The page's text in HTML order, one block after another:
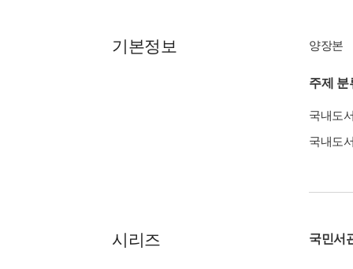
기본정보 양장본
주제 분
국내도
국내도
시리즈 국민서